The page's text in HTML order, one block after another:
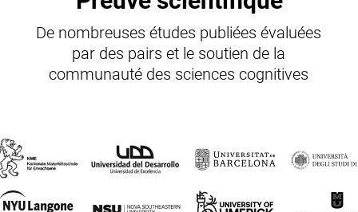
De nombreuses études publiées évaluées
par des pairs et le soutien de la
communauté des sciences cognitives